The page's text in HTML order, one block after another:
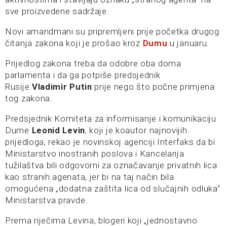
sve proizvedene sadržaje.
Novi amandmani su pripremljeni prije početka drugog
čitanja zakona koji je prošao kroz Dumu u januaru.
Prijedlog zakona treba da odobre oba doma
parlamenta i da ga potpiše predsjednik
Rusije Vladimir Putin prije nego što počne primjena
tog zakona.
Predsjednik Komiteta za informisanje i komunikaciju
Dume Leonid Levin, koji je koautor najnovijih
prijedloga, rekao je novinskoj agenciji Interfaks da bi
Ministarstvo inostranih poslova i Kancelarija
tužilaštva bili odgovorni za označavanje privatnih lica
kao stranih agenata, jer bi na taj način bila
omogućena „dodatna zaštita lica od slučajnih odluka“
Ministarstva pravde.
Prema riječima Levina, blogeri koji „jednostavno